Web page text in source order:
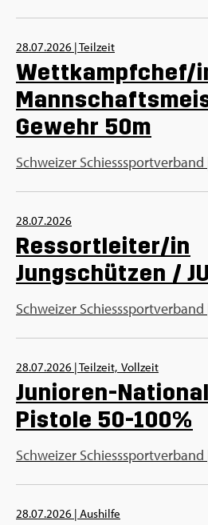
28.07.2026 |Teilzeit
Wettkampfchef/
Gewehr 50m
Schweizer Schiesssportverband
28.07.2026
Ressortleiter/in
Jungschützen /
Schweizer Schiesssportverband
28.07.2026 |Teilzeit, Vollzeit
Junioren-
Pistole 50-100%
Schweizer
28.07.2026 | Aushilfe